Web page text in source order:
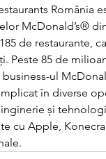
România
McDonald’s®
de restaurante,
Peste 85 de
business-ul
în diverse
și
cu Apple,